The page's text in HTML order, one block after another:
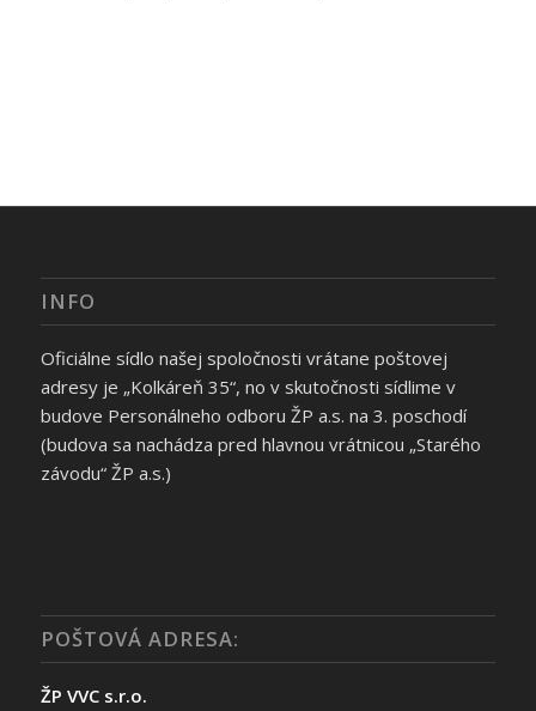
INFO
Oficiálne sídlo našej spoločnosti vrátane poštovej
adresy je „Kolkáreň 35“, no v skutočnosti sídlime v
budove Personálneho odboru ŽP a.s. na 3. poschodí
(budova sa nachádza pred hlavnou vrátnicou „Starého
závodu“ ŽP a.s.)
POŠTOVÁ ADRESA:
ŽP VVC s.r.o.